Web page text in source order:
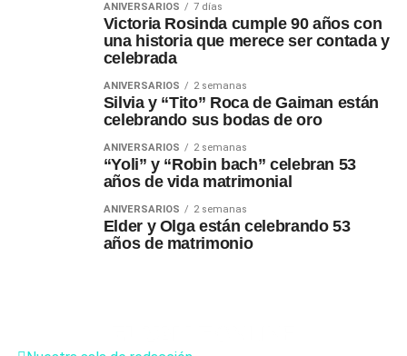
ANIVERSARIOS 7 días
Victoria Rosinda cumple 90 años con
una historia que merece ser contada y
celebrada
ANIVERSARIOS 2 semanas
Silvia y “Tito” Roca de Gaiman están
celebrando sus bodas de oro
ANIVERSARIOS 2 semanas
“Yoli” y “Robin bach” celebran 53
años de vida matrimonial
ANIVERSARIOS 2 semanas
Elder y Olga están celebrando 53
años de matrimonio